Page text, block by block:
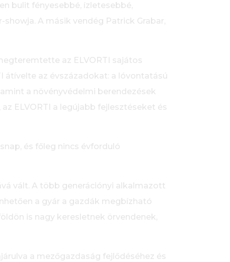
bulit fényesebbé, ízletesebbé,
A másik vendég Patrick Grabar,
az ELVORTI sajátos
átívelte az évszázadokat: a lóvontatású
a növényvédelmi berendezések
ELVORTI a legújabb fejlesztéseket és
és főleg nincs évforduló
vált. A több generációnyi alkalmazott
a gyár a gazdák megbízható
is nagy keresletnek örvendenek,
a mezőgazdaság fejlődéséhez és